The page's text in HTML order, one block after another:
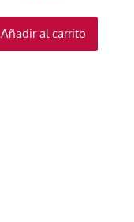
Añadir al carrito